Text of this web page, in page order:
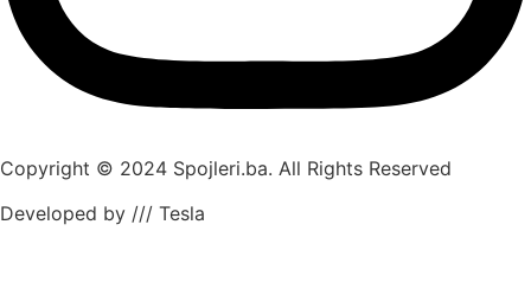
Copyright © 2024 Spojleri.ba. All Rights Reserved
Developed by /// Tesla